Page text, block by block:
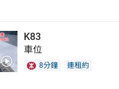
K83
車位
8分鐘 連租約